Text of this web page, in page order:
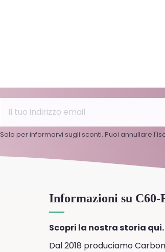
Solo per informarvi sugli sconti. Puoi annullare
Informazioni su C60-
Scopri la nostra storia qui.
Dal 2018 produciamo